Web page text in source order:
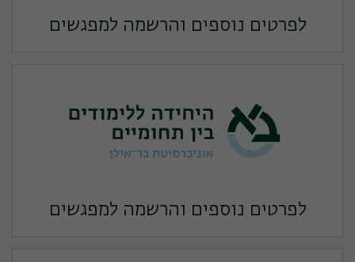
לפרטים נוספים והרשמה למפגשים
לפרטים נוספים והרשמה למפגשים